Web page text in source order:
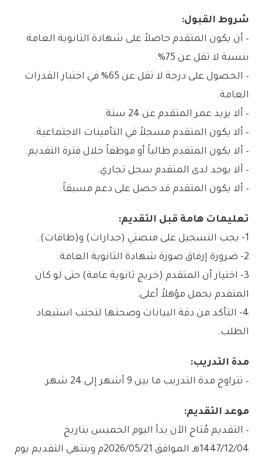
شروط القبول:
– أن يكون المتقدم حاصلاً على شهادة الثانوية العامة
بنسبة لا تقل عن 75%.
– الحصول على درجة لا تقل عن 65% في اختبار القدرات
العامة.
– ألا يزيد عمر المتقدم عن 24 سنة.
– ألا يكون المتقدم مسجلاً في التأمينات الاجتماعية.
– ألا يكون المتقدم طالباً أو موظفاً خلال فترة التقديم.
– ألا يوجد لدى المتقدم سجل تجاري.
– ألا يكون المتقدم قد حصل على دعم مسبقاً.
تعليمات هامة قبل التقديم:
1- يجب التسجيل على منصتي (جدارات) و(طاقات).
2- ضرورة إرفاق صورة شهادة الثانوية العامة.
3- اختيار أن المتقدم (خريج ثانوية عامة) حتى لو كان
المتقدم يحمل مؤهلاً أعلى.
4- التأكد من دقة البيانات وصحتها لتجنب استبعاد
الطلب.
مدة التدريب:
– تتراوح مدة التدريب ما بين 9 أشهر إلى 24 شهر.
موعد التقديم:
– التقديم مُتاح الآن بدأ اليوم الخميس بتاريخ
1447/12/04هـ الموافق 2026/05/21م وينتهي التقديم يوم